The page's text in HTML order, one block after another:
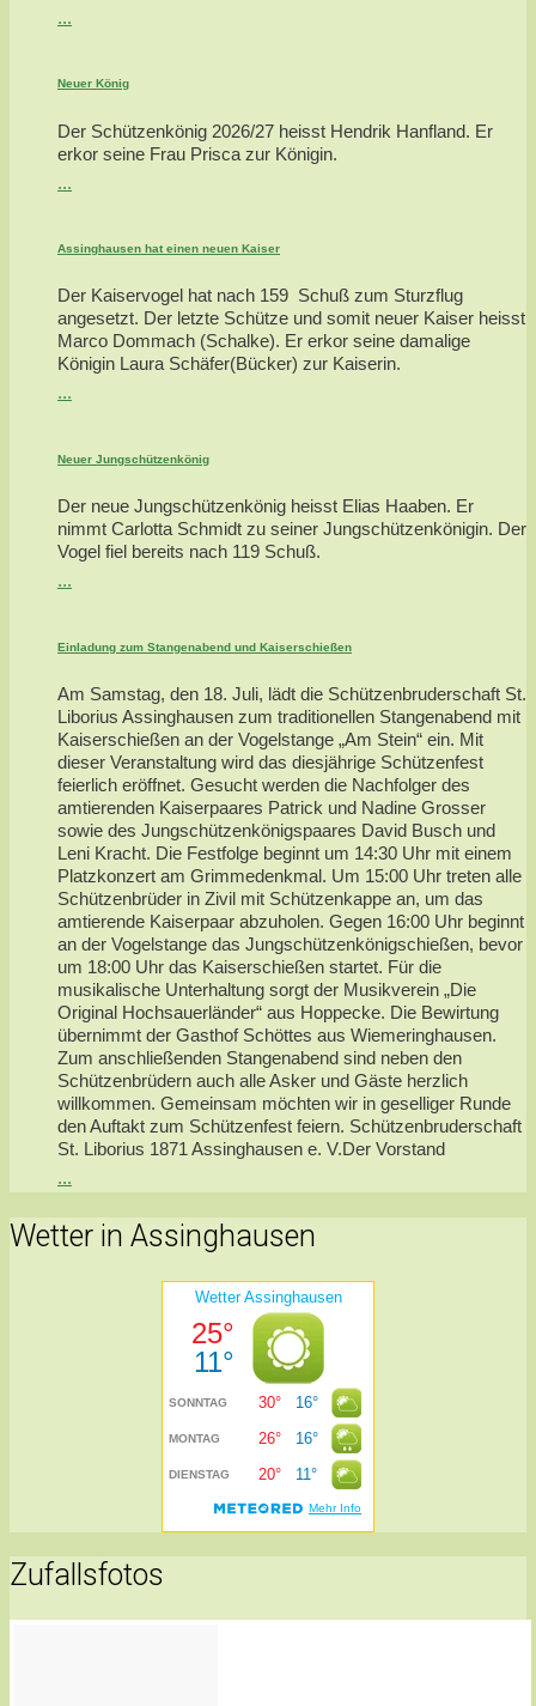
...
Neuer König
Der Schützenkönig 2026/27 heisst Hendrik Hanfland. Er
erkor seine Frau Prisca zur Königin.
...
Assinghausen hat einen neuen Kaiser
Der Kaiservogel hat nach 159 Schuß zum Sturzflug
angesetzt. Der letzte Schütze und somit neuer Kaiser heisst
Marco Dommach (Schalke). Er erkor seine damalige
Königin Laura Schäfer(Bücker) zur Kaiserin.
...
Neuer Jungschützenkönig
Der neue Jungschützenkönig heisst Elias Haaben. Er
nimmt Carlotta Schmidt zu seiner Jungschützenkönigin. Der
Vogel fiel bereits nach 119 Schuß.
...
Einladung zum Stangenabend und Kaiserschießen
Am Samstag, den 18. Juli, lädt die Schützenbruderschaft St.
Liborius Assinghausen zum traditionellen Stangenabend mit
Kaiserschießen an der Vogelstange „Am Stein“ ein. Mit
dieser Veranstaltung wird das diesjährige Schützenfest
feierlich eröffnet. Gesucht werden die Nachfolger des
amtierenden Kaiserpaares Patrick und Nadine Grosser
sowie des Jungschützenkönigspaares David Busch und
Leni Kracht. Die Festfolge beginnt um 14:30 Uhr mit einem
Platzkonzert am Grimmedenkmal. Um 15:00 Uhr treten alle
Schützenbrüder in Zivil mit Schützenkappe an, um das
amtierende Kaiserpaar abzuholen. Gegen 16:00 Uhr beginnt
an der Vogelstange das Jungschützenkönigschießen, bevor
um 18:00 Uhr das Kaiserschießen startet. Für die
musikalische Unterhaltung sorgt der Musikverein „Die
Original Hochsauerländer“ aus Hoppecke. Die Bewirtung
übernimmt der Gasthof Schöttes aus Wiemeringhausen.
Zum anschließenden Stangenabend sind neben den
Schützenbrüdern auch alle Asker und Gäste herzlich
willkommen. Gemeinsam möchten wir in geselliger Runde
den Auftakt zum Schützenfest feiern. Schützenbruderschaft
St. Liborius 1871 Assinghausen e. V.Der Vorstand
...
Wetter in Assinghausen
Zufallsfotos